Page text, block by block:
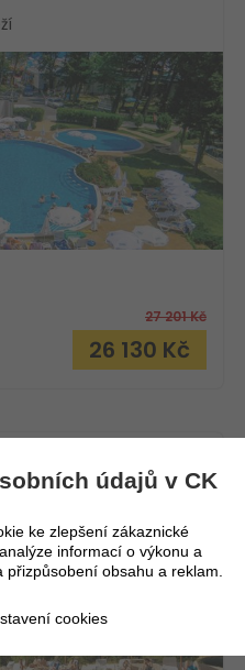
27 201Kč
26 130 Kč
údajů v CK
ke zlepšení zákaznické
informací o výkonu a
obsahu a reklam.
cookies